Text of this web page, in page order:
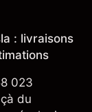
: livraisons
023
du